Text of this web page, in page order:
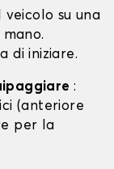
veicolo su una
di iniziare.
:
(anteriore
per la